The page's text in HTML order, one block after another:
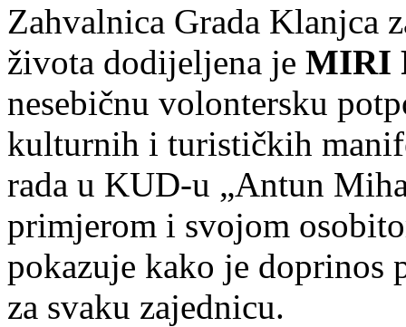
Zahvalnica Grada Klanjca
života dodijeljena je MIRI
nesebičnu volontersku
kulturnih i turističkih
rada u KUD-u „Antun
primjerom i svojom
pokazuje kako je doprinos
za svaku zajednicu.